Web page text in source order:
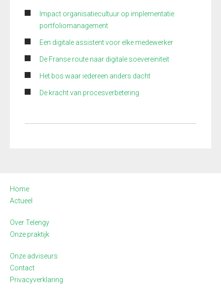
Impact organisatiecultuur op implementatie
portfoliomanagement
Een digitale assistent voor elke medewerker
De Franse route naar digitale soevereiniteit
Het bos waar iedereen anders dacht
De kracht van procesverbetering
Home
Actueel
Over Telengy
Onze praktijk
Onze adviseurs
Contact
Privacyverklaring